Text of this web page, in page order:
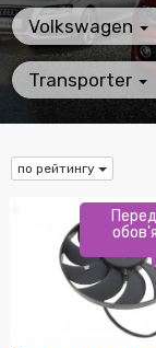
Volkswagen
Transporter
по рейтингу